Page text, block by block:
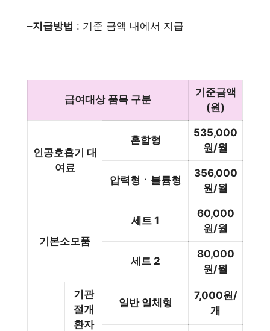
–지급방법 : 기준 금액 내에서 지급
급여대상 품목 구분
기준금액
(원)
인공호흡기 대
여료
혼합형
535,000
원/월
압력형ㆍ볼륨형
356,000
원/월
기본소모품
세트 1
60,000
원/월
세트 2
80,000
원/월
기관
절개
환자
일반 일체형
7,000원/
개